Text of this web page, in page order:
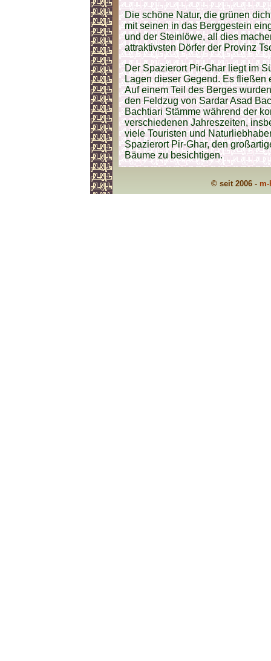
Die schöne Natur, die grünen
mit seinen in das Berggestein
und der Steinlöwe, all dies
attraktivsten Dörfer der Provinz
Der Spazierort Pir-Ghar liegt im
Lagen dieser Gegend. Es
Auf einem Teil des Berges
den Feldzug von Sardar Asad
Bachtiari Stämme während der
verschiedenen Jahreszeiten,
viele Touristen und
Spazierort Pir-Ghar, den
Bäume zu besichtigen.
© seit 2006 -